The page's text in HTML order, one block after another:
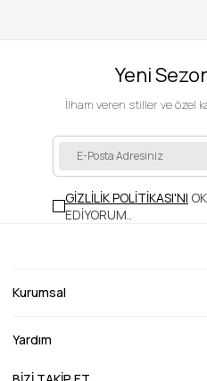
Yeni
İlham veren stiller ve özel
GİZLİLİK POLİTİKASI'NI
EDİYORUM..
Kurumsal
Yardım